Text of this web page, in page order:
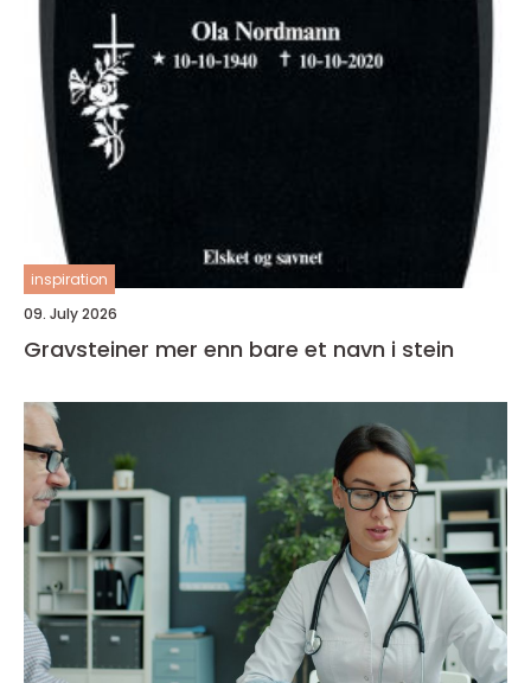
inspiration
09. July 2026
Gravsteiner mer enn bare et navn i stein